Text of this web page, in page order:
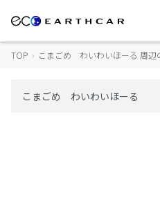
TOP › こまごめ わいわいほーる 周辺